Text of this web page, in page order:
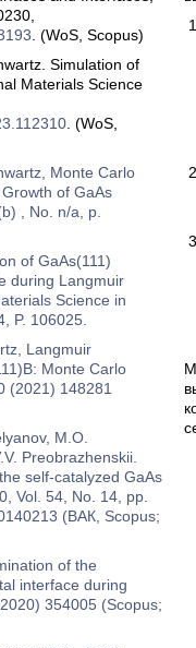
. (WoS, Scopus)
Simulation of
Materials Science
. (WoS,
Monte Carlo
of GaAs
, No. n/a, p.
of GaAs(111)
during Langmuir
Science in
P. 106025.
Langmuir
Monte Carlo
(2021) 148281
M.O.
Preobrazhenskii.
self-catalyzed GaAs
Vol. 54, No. 14, pp.
(ВАК, Scopus;
of the
interface during
354005 (Scopus;